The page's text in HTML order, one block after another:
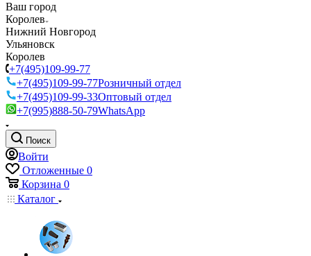
Ваш город
Королев
Нижний Новгород
Ульяновск
Королев
+7(495)109-99-77
+7(495)109-99-77Розничный отдел
+7(495)109-99-33Оптовый отдел
+7(995)888-50-79WhatsApp
Поиск
Войти
Отложенные 0
Корзина 0
Каталог